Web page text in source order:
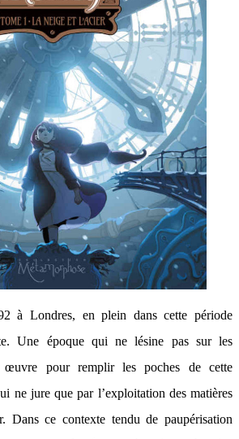
à Londres, en plein dans cette période
Une époque qui ne lésine pas sur les
pour remplir les poches de cette
ne jure que par l’exploitation des matières
Dans ce contexte tendu de paupérisation